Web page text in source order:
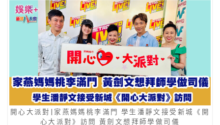
開心大派對|家燕媽媽桃李滿門 學生潘靜文接受新城《開
心大派對》訪問 黃劍文想拜師學做司儀